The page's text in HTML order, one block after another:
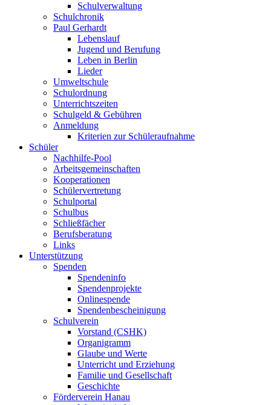
Schulverwaltung
Schulchronik
Paul Gerhardt
Lebenslauf
Jugend und Berufung
Leben in Berlin
Lieder
Umweltschule
Schulordnung
Unterrichtszeiten
Schulgeld & Gebühren
Anmeldung
Kriterien zur Schüleraufnahme
Schüler
Nachhilfe-Pool
Arbeitsgemeinschaften
Kooperationen
Schülervertretung
Schulportal
Schulbus
Schließfächer
Berufsberatung
Links
Unterstützung
Spenden
Spendeninfo
Spendenprojekte
Onlinespende
Spendenbescheinigung
Schulverein
Vorstand (CSHK)
Organigramm
Glaube und Werte
Unterricht und Erziehung
Familie und Gesellschaft
Geschichte
Förderverein Hanau